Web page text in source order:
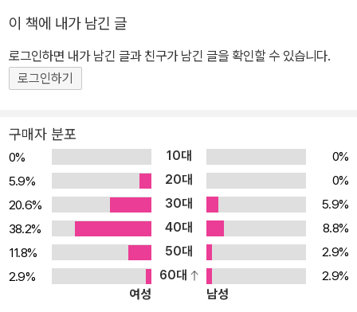
어떤 사람이 해당 직업에 종사하는지 인물에 대한 상세소개도 함께
하고 있습니다. 무엇보다도 아이들마다 각기 다른 재능과 성격에 따
라 맞는 직업을 선택하고, 미리 그것을 준비하고 하고 싶은 일을 일찍
준비하며 능력을 가꾸어 나가면 꿈을 이루는 순간이 더 빨리 찾아올
업을 재미있게 살펴보면 여러 가지 직업을 배우고 ‘나는 이 다음에 무
엇이 될까?’를 생각해 보며 미래를 향한 꿈을 키워 갑니다. [나의 미
래 직업 그림책] 시리즈는 우리가 직업의 세계를 향해하는 데 있어 네
비게이션이 되며 36개의 여러가지 직업 세계를 아이의 성격별로 이
해하는 데 꼭 필요한 정보들만 모아서 재미있는 그림과 함께 알기 쉽
게 설명한 책이예요. 내가 가진 성격에 따라 흥미롭게 느끼는 직업은
무엇인지, 내가 꿈꾸는 직업을 갖기 위해서는 무엇을 준비해야 하는
지, 어떤 사람이 해당 분야에 유명한 사람인지 직업에 대한 많은 고민
을 [나의 미래 직업 그림책]과 함께 풀어가길 바랄게요. 여러분이 미
이 책에 내가 남긴 글
로그인하면 내가 남긴 글과 친구가 남긴 글을 확인할 수 있습니다.
로그인하기
구매자 분포
0% 10대
0%
5.9%
20대
0%
20.6%
30대
5.9%
38.2%
40대
8.8%
11.8%
50대
2.9%
2.9%
60대
2.9%
여성
남성